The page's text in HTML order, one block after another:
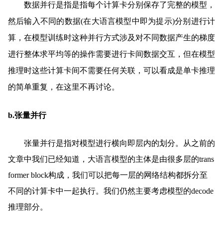
数据并行是指是指每个计算卡分别保存了完整的模型，
然后输入不同的数据(在大语言模型中即为提示)分别进行计
算，在模型训练时这种并行方式涉及对不同数据产生的梯度
进行整体求平均等的操作需要进行卡间数据交互，但在模型
推理时这些计算卡间不需要任何关联，可以看成是单卡推理
的简单重复，在这里不再讨论。
b.张量并行
张量并行是指对模型进行横向即层内的划分。从之前的
文章中我们已经知道，大语言模型的主体是由很多层的trans
former block构成，我们可以把每一层的网络结构都拆分至
不同的计算卡中一起执行。我们仍然主要考虑模型的decode
推理部分。